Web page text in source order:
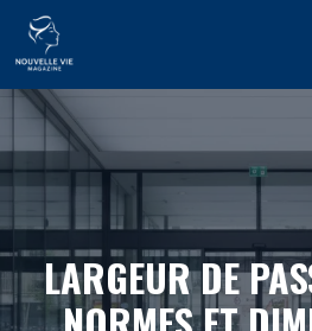
Aller
contenu
LARGEUR DE